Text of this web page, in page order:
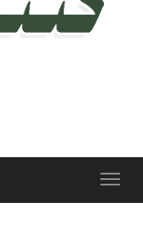
Toggle